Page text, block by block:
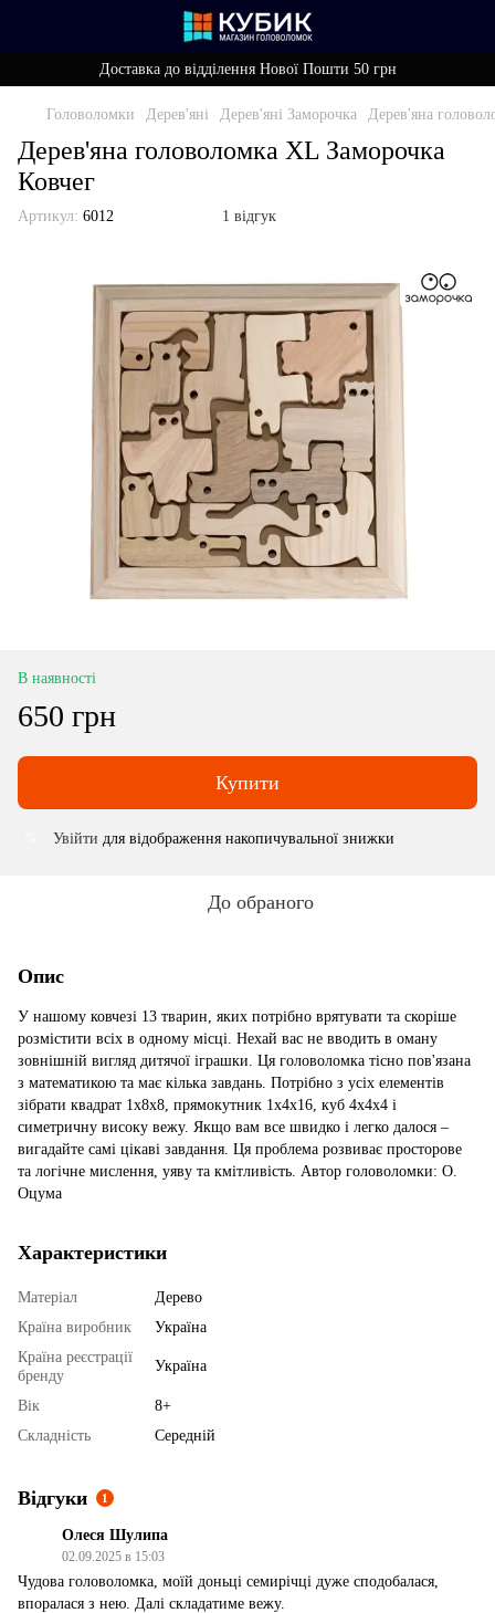
Доставка до відділення Нової Пошти 50 грн
Головоломки Дерев'яні Дерев'яні Заморочка Дерев'яна
Дерев'яна головоломка XL Заморочка
Ковчег
Артикул: 6012 1 відгук
В наявності
650 грн
Купити
Увійти для відображення накопичувальної знижки
До обраного
Опис
У нашому ковчезі 13 тварин, яких потрібно врятувати та скоріше
розмістити всіх в одному місці. Нехай вас не вводить в оману
зовнішній вигляд дитячої іграшки. Ця головоломка тісно пов'язана
з математикою та має кілька завдань. Потрібно з усіх елементів
зібрати квадрат 1х8х8, прямокутник 1х4х16, куб 4х4х4 і
симетричну високу вежу. Якщо вам все швидко і легко далося –
вигадайте самі цікаві завдання. Ця проблема розвиває просторове
та логічне мислення, уяву та кмітливість. Автор головоломки: О.
Оцума
Характеристики
Матеріал
Дерево
Країна виробник
Україна
Країна реєстрації
бренду
Україна
Вік
8+
Складність
Середній
Відгуки 1
Олеся Шулипа
02.09.2025 в 15:03
Чудова головоломка, моїй доньці семирічці дуже сподобалася,
впоралася з нею. Далі складатиме вежу.